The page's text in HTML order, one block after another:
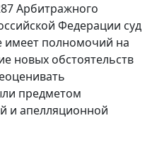
Арбитражного
Федерации суд
имеет полномочий на
новых обстоятельств
предметом
и апелляционной